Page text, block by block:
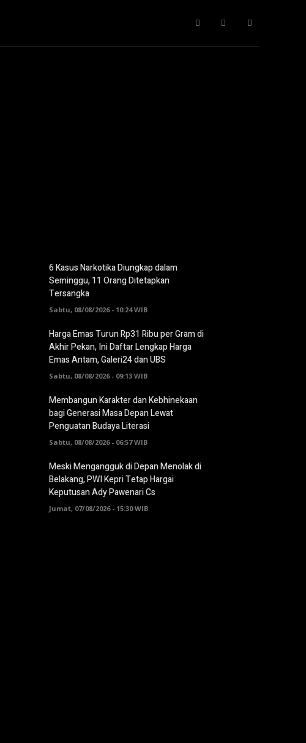
Pendidikan More
6 Kasus Narkotika Diungkap dalam
Seminggu, 11 Orang Ditetapkan
Tersangka
Sabtu, 08/08/2026 - 10:24 WIB
Harga Emas Turun Rp31 Ribu per Gram di
Akhir Pekan, Ini Daftar Lengkap Harga
Emas Antam, Galeri24 dan UBS
Sabtu, 08/08/2026 - 09:13 WIB
Membangun Karakter dan Kebhinekaan
bagi Generasi Masa Depan Lewat
Penguatan Budaya Literasi
Sabtu, 08/08/2026 - 06:57 WIB
Meski Mengangguk di Depan Menolak di
Belakang, PWI Kepri Tetap Hargai
Keputusan Ady Pawenari Cs
Jumat, 07/08/2026 - 15:30 WIB